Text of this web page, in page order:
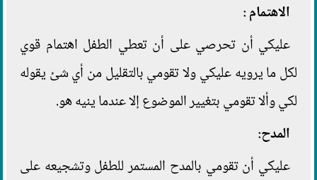
الاهتمام :
عليكي أن تحرصي على أن تعطي الطفل اهتمام قوي
لكل ما يرويه عليكي ولا تقومي بالتقليل من أي شئ يقوله
لكي وألا تقومي بتغيير الموضوع إلا عندما ينيه هو.
المدح:
عليكي أن تقومي بالمدح المستمر للطفل وتشجيعه على